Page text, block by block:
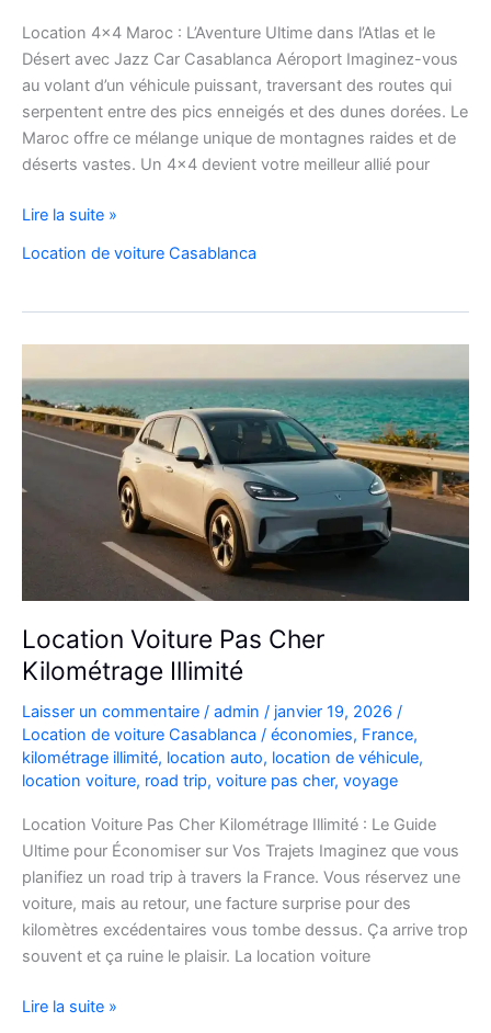
Location 4×4 Maroc : L’Aventure Ultime dans l’Atlas et le
Désert avec Jazz Car Casablanca Aéroport Imaginez-vous
au volant d’un véhicule puissant, traversant des routes qui
serpentent entre des pics enneigés et des dunes dorées. Le
Maroc offre ce mélange unique de montagnes raides et de
déserts vastes. Un 4×4 devient votre meilleur allié pour
location
voiture
au
Maroc
explorer
l’Atlas
Lire la suite »
Location de voiture Casablanca
Location Voiture Pas Cher
Kilométrage Illimité
Laisser un commentaire / admin / janvier 19, 2026 /
Location de voiture Casablanca / économies, France,
kilométrage illimité, location auto, location de véhicule,
location voiture, road trip, voiture pas cher, voyage
Location Voiture Pas Cher Kilométrage Illimité : Le Guide
Ultime pour Économiser sur Vos Trajets Imaginez que vous
planifiez un road trip à travers la France. Vous réservez une
voiture, mais au retour, une facture surprise pour des
kilomètres excédentaires vous tombe dessus. Ça arrive trop
souvent et ça ruine le plaisir. La location voiture
Location
Lire la suite »